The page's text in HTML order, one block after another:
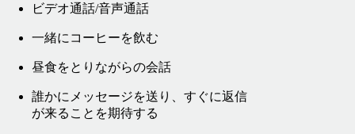
ビデオ通話/音声通話
一緒にコーヒーを飲む
昼食をとりながらの会話
誰かにメッセージを送り、すぐに返信
が来ることを期待する